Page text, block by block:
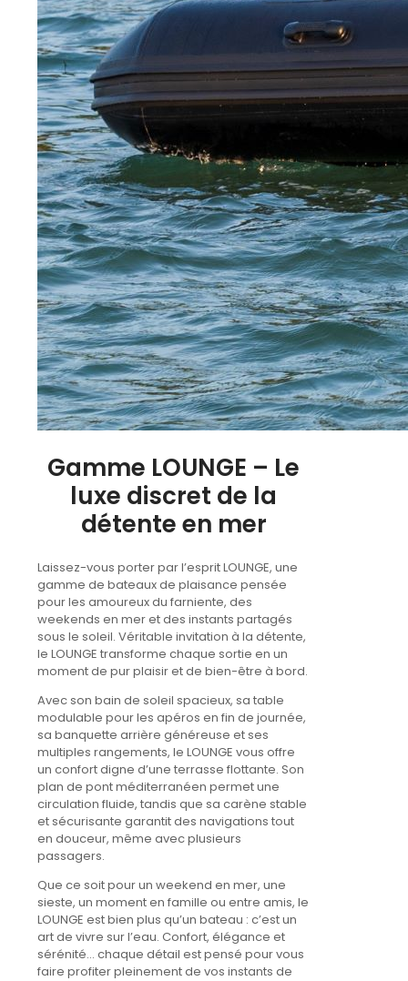
Gamme LOUNGE – Le
luxe discret de la
détente en mer
Laissez-vous porter par l’esprit LOUNGE, une
gamme de bateaux de plaisance pensée
pour les amoureux du farniente, des
weekends en mer et des instants partagés
sous le soleil. Véritable invitation à la détente,
le LOUNGE transforme chaque sortie en un
moment de pur plaisir et de bien-être à bord.
Avec son bain de soleil spacieux, sa table
modulable pour les apéros en fin de journée,
sa banquette arrière généreuse et ses
multiples rangements, le LOUNGE vous offre
un confort digne d’une terrasse flottante. Son
plan de pont méditerranéen permet une
circulation fluide, tandis que sa carène stable
et sécurisante garantit des navigations tout
en douceur, même avec plusieurs
passagers.
Que ce soit pour un weekend en mer, une
sieste, un moment en famille ou entre amis, le
LOUNGE est bien plus qu’un bateau : c’est un
art de vivre sur l’eau. Confort, élégance et
sérénité… chaque détail est pensé pour vous
faire profiter pleinement de vos instants de